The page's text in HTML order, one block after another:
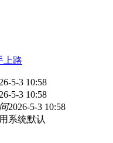
上路
5-3 10:58
5-3 10:58
2026-5-3 10:58
系统默认